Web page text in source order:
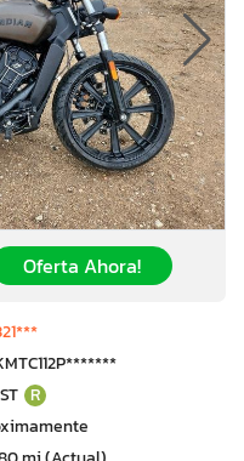
Oferta Ahora!
R